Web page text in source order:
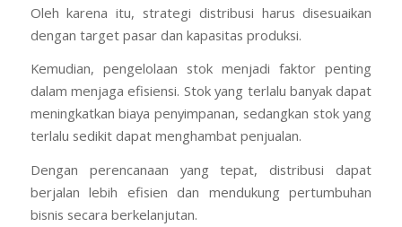
Oleh karena itu, strategi distribusi harus disesuaikan
dengan target pasar dan kapasitas produksi.
Kemudian, pengelolaan stok menjadi faktor penting
dalam menjaga efisiensi. Stok yang terlalu banyak dapat
meningkatkan biaya penyimpanan, sedangkan stok yang
terlalu sedikit dapat menghambat penjualan.
Dengan perencanaan yang tepat, distribusi dapat
berjalan lebih efisien dan mendukung pertumbuhan
bisnis secara berkelanjutan.